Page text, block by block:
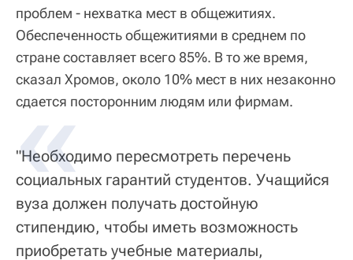
проблем - нехватка мест в общежитиях.
Обеспеченность общежитиями в среднем по
стране составляет всего 85%. В то же время,
сказал Хромов, около 10% мест в них незаконно
сдается посторонним людям или фирмам.
"Необходимо пересмотреть перечень
социальных гарантий студентов. Учащийся
вуза должен получать достойную
стипендию, чтобы иметь возможность
приобретать учебные материалы,